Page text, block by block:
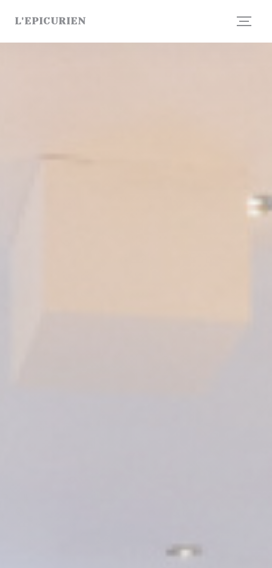
L'EPICURIEN